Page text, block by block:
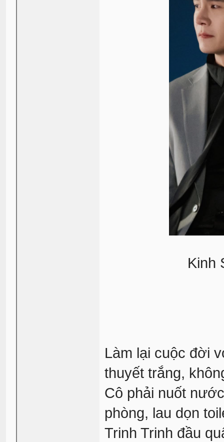
Kinh
Làm lại cuộc đời
thuyết trắng,
Cô phải nuốt
phòng, lau dọn
Trinh Trinh đầu